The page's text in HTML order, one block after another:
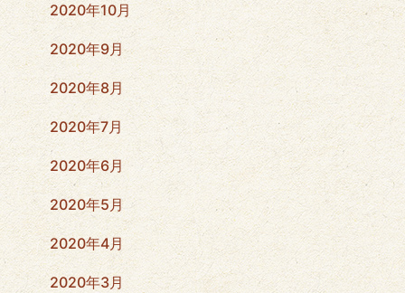
2020年10月
2020年9月
2020年8月
2020年7月
2020年6月
2020年5月
2020年4月
2020年3月